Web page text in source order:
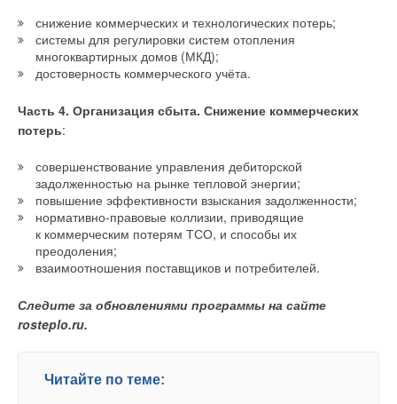
снижение коммерческих и технологических потерь;
системы для регулировки систем отопления
многоквартирных домов (МКД);
достоверность коммерческого учёта.
Часть 4. Организация сбыта. Снижение коммерческих
потерь:
совершенствование управления дебиторской
задолженностью на рынке тепловой энергии;
повышение эффективности взыскания задолженности;
нормативно-правовые коллизии, приводящие
к коммерческим потерям ТСО, и способы их
преодоления;
взаимоотношения поставщиков и потребителей.
Следите за обновлениями программы на сайте
rosteplo.ru.
Читайте по теме: